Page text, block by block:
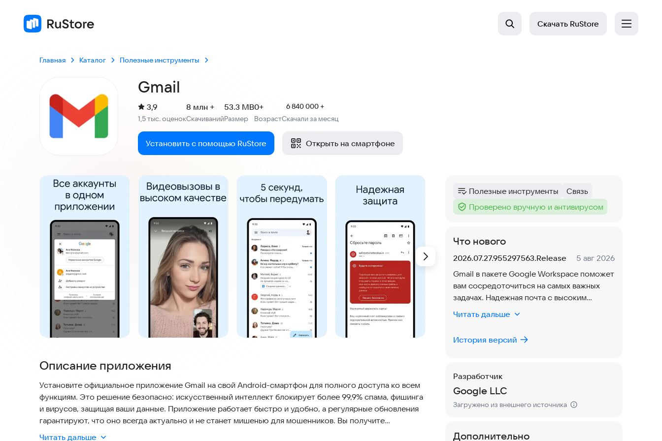
Скачать RuStore
Главная Каталог Полезные инструменты
Gmail
Рейтинг:
3,9
1,5 тыс. оценокСкачиваний
8 млн +
Размер
53.3 MB
Возраст
0+
6 840 000 +
Скачали за месяц
Установить с помощью RuStore Открыть на смартфоне
Скриншоты
Описание приложения
Установите официальное приложение Gmail на свой Android-смартфон для полного доступа ко всем
функциям. Это решение безопасно: искусственный интеллект блокирует более 99,9% спама, фишинга
и вирусов, защищая ваши данные. Приложение работает быстро и удобно, а регулярные обновления
гарантируют, что оно всегда актуально и не станет мишенью для мошенников. Вы получите
мгновенные уведомления, сможете легко переключаться между разными почтовыми ящиками и
Читать дальше
Категория:
Полезные инструменты
Тег:
Связь
Тег :
Проверено вручную и антивирусом
Что нового
Версия:
2026.07.27.955297563.Release Дата:
5 авг 2026
Gmail в пакете Google Workspace поможет
вам сосредоточиться на самых важных
задачах. Надежная почта с высоким
уровнем защиты, чат, совместная работа в
чат-группах, аудио- и видеовызовы – все
Читать дальше
История версий
Разработчик
Google LLC
Загружено из внешнего источника
Дополнительно